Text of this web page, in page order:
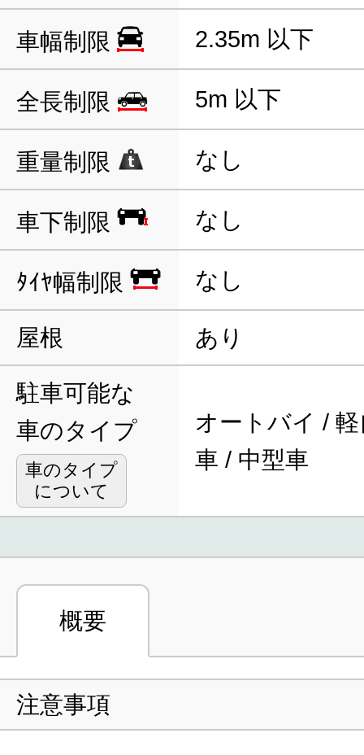
車幅制限 2.35m 以下
全長制限 5m 以下
重量制限 なし
車下制限 なし
ﾀｲﾔ幅制限 なし
屋根 あり
駐車可能な
車のタイプ
車のタイプ
について
オートバイ /
車 / 中型車
概要
注意事項